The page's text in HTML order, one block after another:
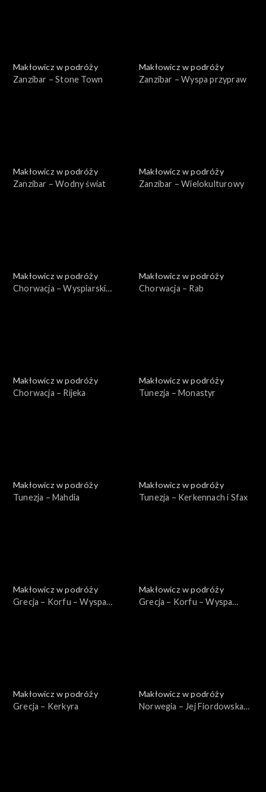
Makłowicz w podróży
Zanzibar – Stone Town
Makłowicz w podróży
Zanzibar – Wyspa przypraw
Makłowicz w podróży
Zanzibar – Wodny świat
Makłowicz w podróży
Zanzibar – Wielokulturowy
Makłowicz w podróży
Chorwacja – Wyspiarski
Makłowicz w podróży
Chorwacja – Rab
Makłowicz w podróży
Chorwacja – Rijeka
Makłowicz w podróży
Tunezja – Monastyr
Makłowicz w podróży
Tunezja – Mahdia
Makłowicz w podróży
Tunezja – Kerkennach i Sfax
Makłowicz w podróży
Grecja – Korfu – Wyspa
Makłowicz w podróży
Grecja – Korfu – Wyspa
Makłowicz w podróży
Grecja – Kerkyra
Makłowicz w podróży
Norwegia – Jej Fiordowska